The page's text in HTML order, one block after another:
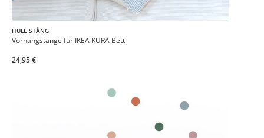
HULE STÅNG
Vorhangstange für IKEA KURA Bett
24,95 €